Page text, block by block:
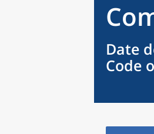
Date
Code